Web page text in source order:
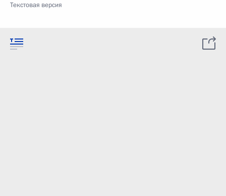
Текстовая версия